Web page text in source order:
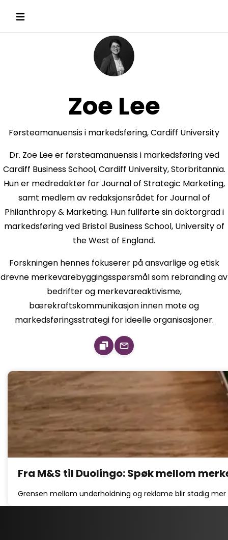
Zoe Lee
Førsteamanuensis i markedsføring, Cardiff University
Dr. Zoe Lee er førsteamanuensis i markedsføring ved
Cardiff Business School, Cardiff University, Storbritannia.
Hun er medredaktør for Journal of Strategic Marketing,
samt medlem av redaksjonsrådet for Journal of
Philanthropy & Marketing. Hun fullførte sin doktorgrad i
markedsføring ved Bristol Business School, University of
the West of England.
Forskningen hennes fokuserer på ansvarlige og etisk
drevne merkevarebyggingsspørsmål som rebranding av
bedrifter og merkevareaktivisme,
bærekraftskommunikasjon innen mote og
markedsføringsstrategi for ideelle organisasjoner.
Fra M&S til Duolingo: Spøk mellom
Grensen mellom underholdning og reklame blir stadig